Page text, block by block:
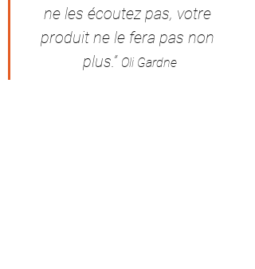
ne les écoutez pas, votre
produit ne le fera pas non
plus.” Oli Gardne